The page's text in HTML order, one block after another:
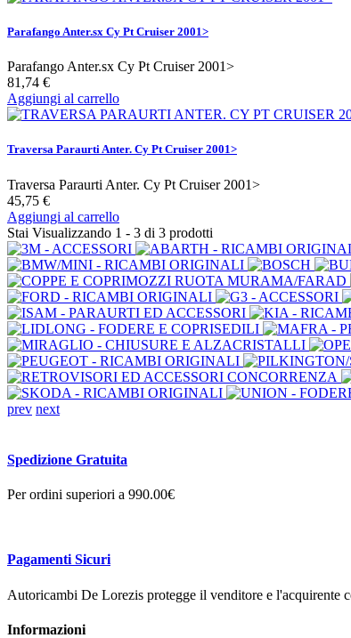
Parafango Anter.sx Cy Pt Cruiser 2001>
Parafango Anter.sx Cy Pt Cruiser 2001>
81,74 €
Aggiungi al carrello
Traversa Paraurti Anter. Cy Pt Cruiser 2001>
Traversa Paraurti Anter. Cy Pt Cruiser 2001>
45,75 €
Aggiungi al carrello
Stai Visualizzando 1 - 3 di 3 prodotti
prev next
Spedizione Gratuita
Per ordini superiori a 990.00€
Pagamenti Sicuri
Autoricambi De Lorezis protegge il venditore e l'acquirente
Informazioni